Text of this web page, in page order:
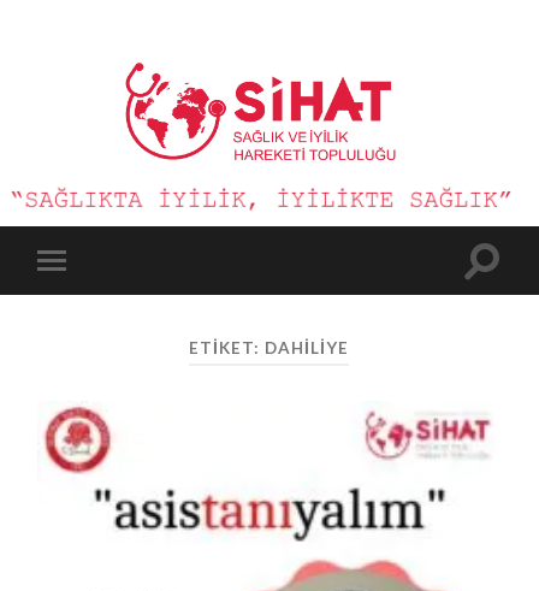
Sağlık
ve
İyilik
mobile
Toggle
ETIKET: DAHILIYE